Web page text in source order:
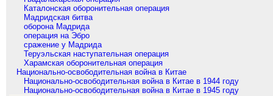
Каталонская оборонительная операция
Мадридская битва
оборона Мадрида
операция на Эбро
сражение у Мадрида
Теруэльская наступательная операция
Харамская оборонительная операция
Национально-освободительная война в Китае
Национально-освободительная война в Китае в 1944 году
Национально-освободительная война в Китае в 1945 году